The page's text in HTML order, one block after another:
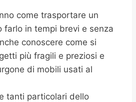
come trasportare un
farlo in tempi brevi e senza
conoscere come si
più fragili e preziosi e
di mobili usati al
tanti particolari dello